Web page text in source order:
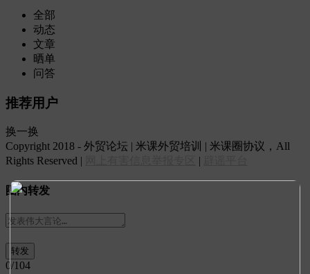
全部
动态
文章
晒单
问答
推荐用户
换一换
Copyright 2018 - 外贸论坛 | 米课外贸培训 | 米课圈协议，All
Rights Reserved |
|
圈内转发
0/104